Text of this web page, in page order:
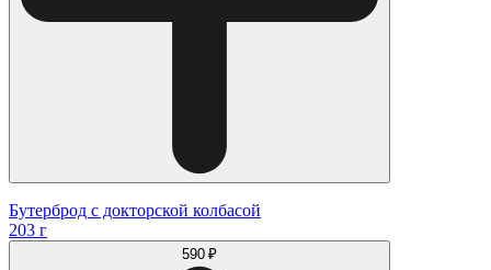
Бутерброд с докторской колбасой
203 г
590 ₽